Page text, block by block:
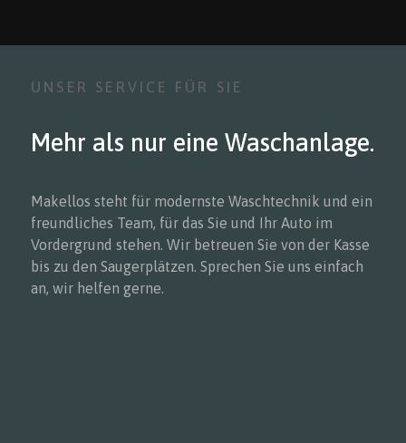
UNSER SERVICE FÜR SIE
Mehr als nur eine Waschanlage.
Makellos steht für modernste Waschtechnik und ein
freundliches Team, für das Sie und Ihr Auto im
Vordergrund stehen. Wir betreuen Sie von der Kasse
bis zu den Saugerplätzen. Sprechen Sie uns einfach
an, wir helfen gerne.